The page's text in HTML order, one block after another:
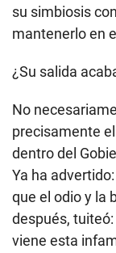
su simbiosis con
mantenerlo en
¿Su salida
No
precisamente
dentro del
Ya ha
que el odio y la
después,
viene esta